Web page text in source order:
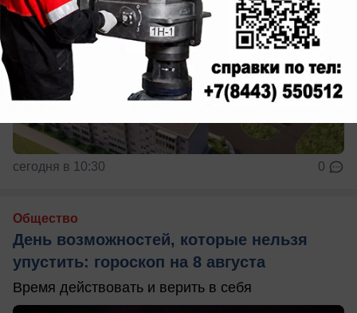
сегодня в 10:30 0
Общество
День возможностей, которые нельзя
упустить: гороскоп на 8 августа
Время действовать и верить в себя